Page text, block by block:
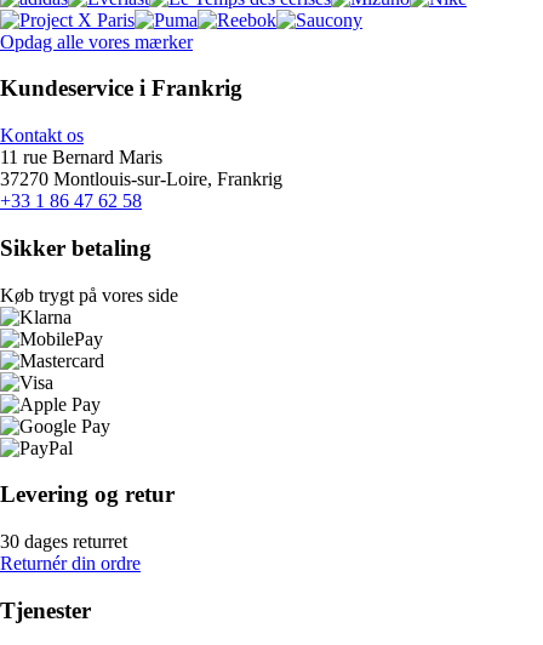
Opdag alle vores mærker
Kundeservice i Frankrig
Kontakt os
11 rue Bernard Maris
37270 Montlouis-sur-Loire, Frankrig
+33 1 86 47 62 58
Sikker betaling
Køb trygt på vores side
Levering og retur
30 dages returret
Returnér din ordre
Tjenester